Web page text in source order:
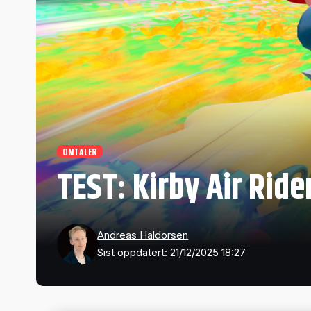
OMTALER
TEST: Kirby Air
Sist oppdatert: 21/12/2025 18:27
Andreas Haldorsen